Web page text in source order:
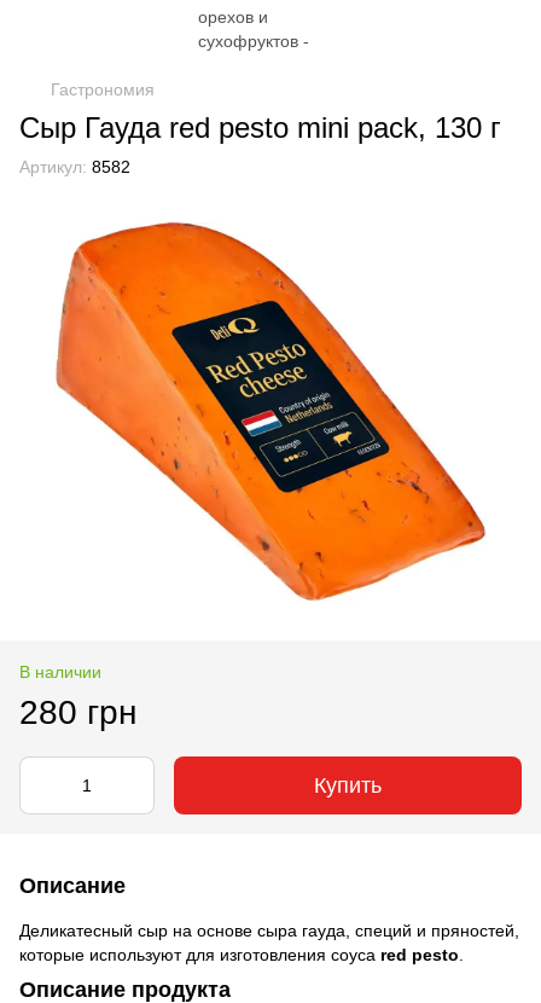
Гастрономия
Сыр Гауда red pesto mini pack, 130 г
Артикул: 8582
В наличии
280 грн
Купить
Описание
Деликатесный сыр на основе сыра гауда, специй и пряностей,
которые используют для изготовления соуса red pesto
Описание продукта